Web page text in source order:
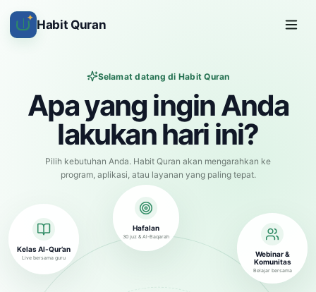
✦ Habit Quran
Selamat datang di Habit Quran
Apa yang ingin Anda
lakukan hari ini?
Pilih kebutuhan Anda. Habit Quran akan mengarahkan ke
program, aplikasi, atau layanan yang paling tepat.
Kelas Al-Qur’an
Live bersama guru
Hafalan
30 juz & Al-Baqarah
Webinar &
Komunitas
Belajar bersama